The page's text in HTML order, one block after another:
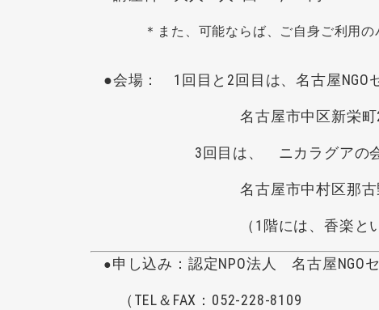
＊また、可能ならば、ご自身ご利用のパ
●会場： 1回目と2回目は、名古屋NGO
名古屋市中区新栄町2丁目
3回目は、 ニカラグアの会
名古屋市中村区那古野1-
（1階には、香楽という中華
●申し込み：認定NPO法人 名古屋NGO
（TEL＆FAX：052-228-8109